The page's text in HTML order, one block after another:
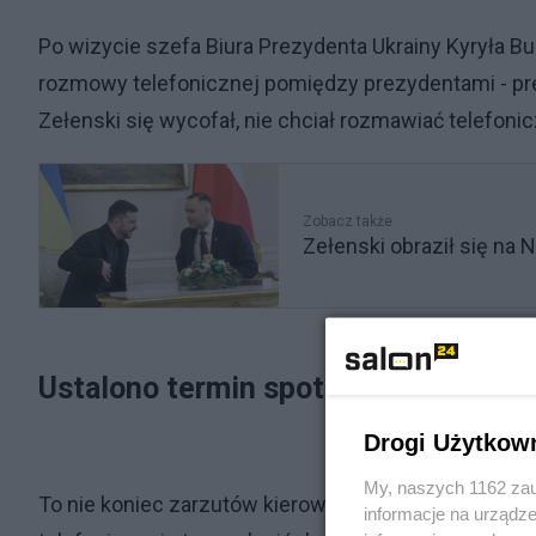
Po wizycie szefa Biura Prezydenta Ukrainy Kyryła
rozmowy telefonicznej pomiędzy prezydentami -
Zełenski się wycofał, nie chciał rozmawiać
Zobacz także
Zełenski obraził się na
Ustalono termin spotkania. Ukraina
To nie koniec zarzutów kierowanych pod adresem
Drogi
My, naszych 1162
informacje na